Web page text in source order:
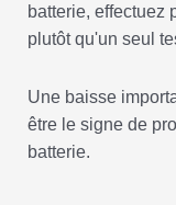
batterie, effectuez
plutôt qu'un seul
Une baisse
être le signe de
batterie.